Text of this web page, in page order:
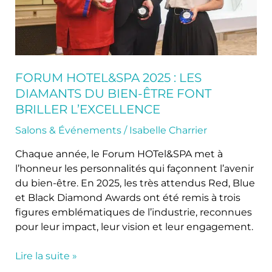
FORUM HOTEL&SPA 2025 : LES
DIAMANTS DU BIEN-ÊTRE FONT
BRILLER L’EXCELLENCE
Salons & Événements/ Isabelle Charrier
Chaque année, le Forum HOTel&SPA met à
l’honneur les personnalités qui façonnent l’avenir
du bien-être. En 2025, les très attendus Red, Blue
et Black Diamond Awards ont été remis à trois
figures emblématiques de l’industrie, reconnues
pour leur impact, leur vision et leur engagement.
être
font
briller
Lire la suite »